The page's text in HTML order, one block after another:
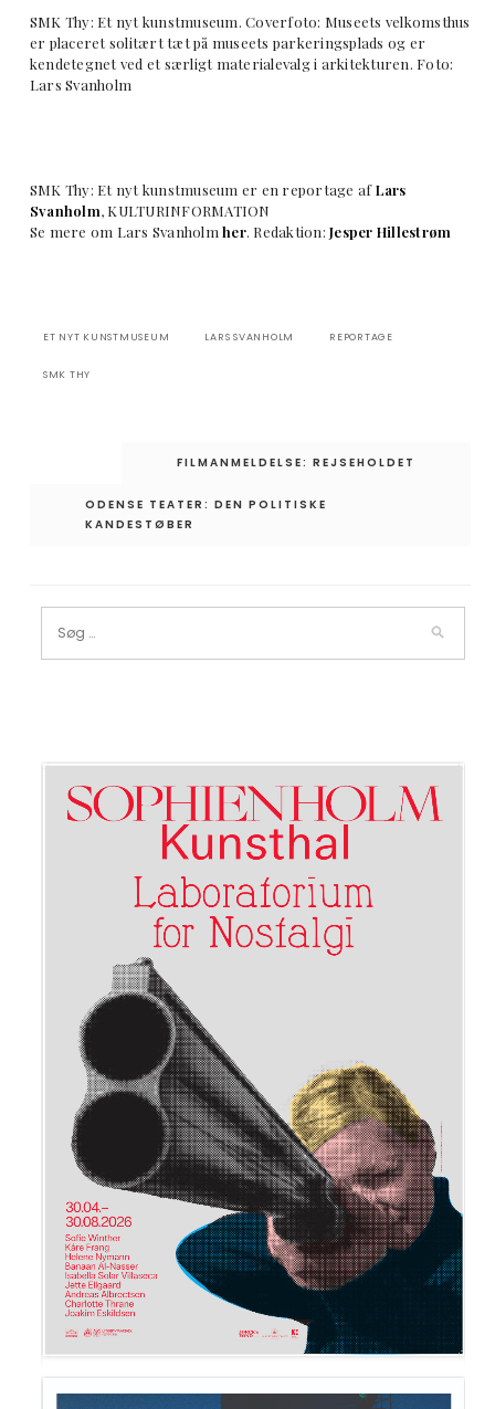
SMK Thy: Et nyt kunstmuseum. Coverfoto: Museets velkomsthus
er placeret solitært tæt på museets parkeringsplads og er
kendetegnet ved et særligt materialevalg i arkitekturen. Foto:
Lars Svanholm
SMK Thy: Et nyt kunstmuseum er en reportage afLars
Svanholm, KULTURINFORMATION
Se mere om Lars Svanholmher. Redaktion:Jesper Hillestrøm
ET NYT KUNSTMUSEUM LARS SVANHOLM REPORTAGE
SMK THY
IndlægsnavigationFILMANMELDELSE: REJSEHOLDET
ODENSE TEATER: DEN POLITISKE
KANDESTØBER